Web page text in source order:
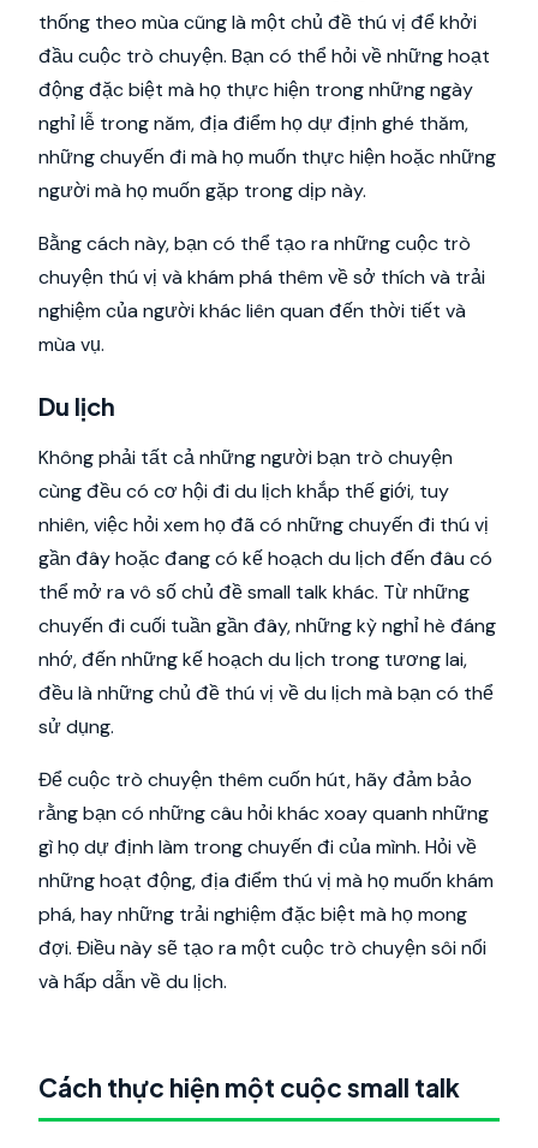
thống theo mùa cũng là một chủ đề thú vị để khởi
đầu cuộc trò chuyện. Bạn có thể hỏi về những hoạt
động đặc biệt mà họ thực hiện trong những ngày
nghỉ lễ trong năm, địa điểm họ dự định ghé thăm,
những chuyến đi mà họ muốn thực hiện hoặc những
người mà họ muốn gặp trong dịp này.
Bằng cách này, bạn có thể tạo ra những cuộc trò
chuyện thú vị và khám phá thêm về sở thích và trải
nghiệm của người khác liên quan đến thời tiết và
mùa vụ.
Du lịch
Không phải tất cả những người bạn trò chuyện
cùng đều có cơ hội đi du lịch khắp thế giới, tuy
nhiên, việc hỏi xem họ đã có những chuyến đi thú vị
gần đây hoặc đang có kế hoạch du lịch đến đâu có
thể mở ra vô số chủ đề small talk khác. Từ những
chuyến đi cuối tuần gần đây, những kỳ nghỉ hè đáng
nhớ, đến những kế hoạch du lịch trong tương lai,
đều là những chủ đề thú vị về du lịch mà bạn có thể
sử dụng.
Để cuộc trò chuyện thêm cuốn hút, hãy đảm bảo
rằng bạn có những câu hỏi khác xoay quanh những
gì họ dự định làm trong chuyến đi của mình. Hỏi về
những hoạt động, địa điểm thú vị mà họ muốn khám
phá, hay những trải nghiệm đặc biệt mà họ mong
đợi. Điều này sẽ tạo ra một cuộc trò chuyện sôi nổi
và hấp dẫn về du lịch.
Cách thực hiện một cuộc small talk